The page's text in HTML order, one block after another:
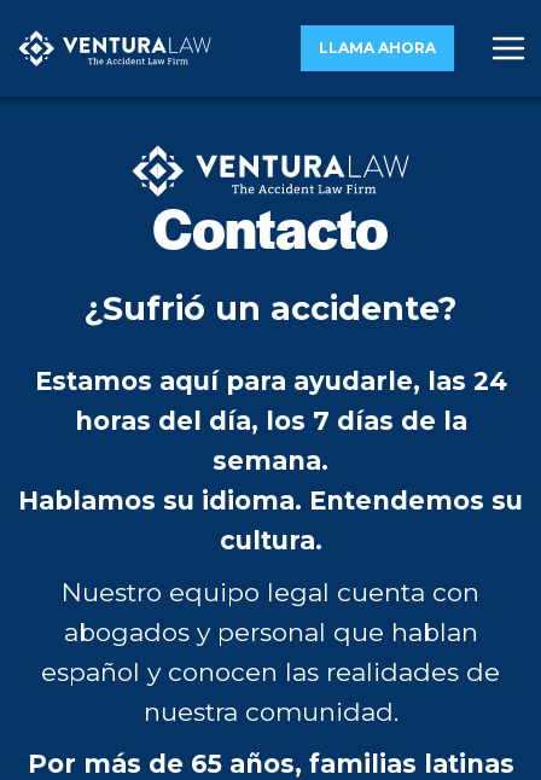
LLAMA AHORA
Contacto
¿Sufrió un accidente?
Estamos aquí para ayudarle, las 24
horas del día, los 7 días de la
semana.
Hablamos su idioma. Entendemos su
cultura.
Nuestro equipo legal cuenta con
abogados y personal que hablan
español y conocen las realidades de
nuestra comunidad.
Por más de 65 años, familias latinas